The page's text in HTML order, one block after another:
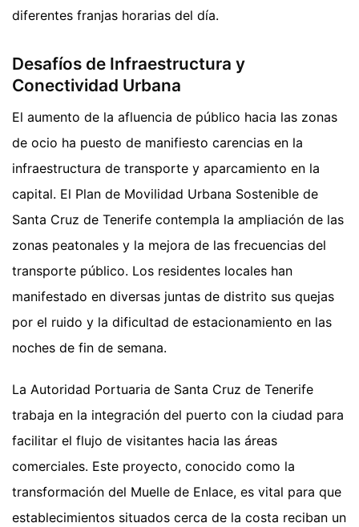
diferentes franjas horarias del día.
Desafíos de Infraestructura y
Conectividad Urbana
El aumento de la afluencia de público hacia las zonas
de ocio ha puesto de manifiesto carencias en la
infraestructura de transporte y aparcamiento en la
capital. El Plan de Movilidad Urbana Sostenible de
Santa Cruz de Tenerife contempla la ampliación de las
zonas peatonales y la mejora de las frecuencias del
transporte público. Los residentes locales han
manifestado en diversas juntas de distrito sus quejas
por el ruido y la dificultad de estacionamiento en las
noches de fin de semana.
La Autoridad Portuaria de Santa Cruz de Tenerife
trabaja en la integración del puerto con la ciudad para
facilitar el flujo de visitantes hacia las áreas
comerciales. Este proyecto, conocido como la
transformación del Muelle de Enlace, es vital para que
establecimientos situados cerca de la costa reciban un